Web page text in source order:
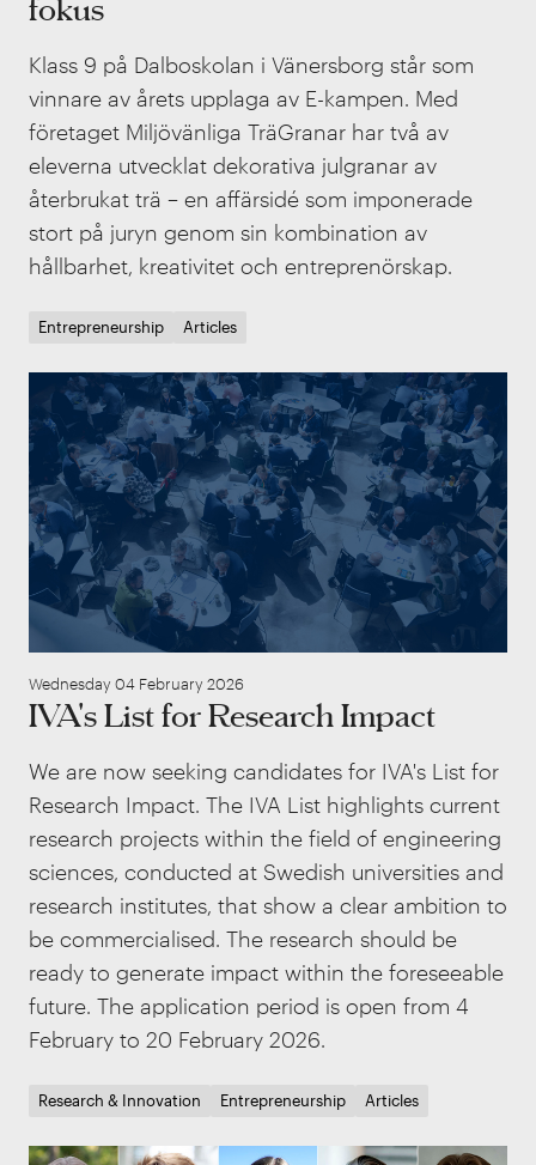
fokus
Klass 9 på Dalboskolan i Vänersborg står som
vinnare av årets upplaga av E-kampen. Med
företaget Miljövänliga TräGranar har två av
eleverna utvecklat dekorativa julgranar av
återbrukat trä – en affärsidé som imponerade
stort på juryn genom sin kombination av
hållbarhet, kreativitet och entreprenörskap.
Entrepreneurship Articles
Wednesday 04 February 2026
IVA's List for Research Impact
We are now seeking candidates for IVA's List for
Research Impact. The IVA List highlights current
research projects within the field of engineering
sciences, conducted at Swedish universities and
research institutes, that show a clear ambition to
be commercialised. The research should be
ready to generate impact within the foreseeable
future. The application period is open from 4
February to 20 February 2026.
Research & Innovation Entrepreneurship Articles